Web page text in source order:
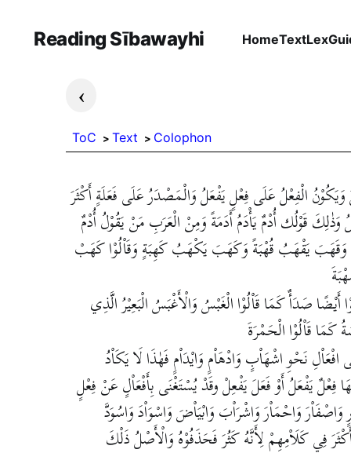
Reading Sībawayhi HomeTextLex
›
ToC Text Colophon
وَيَكُوْنُ الْفِعْلُ عَلَى فِعْلٍ يَفْعَلُ وَالْمَصْدَرُ عَلَى فَعَلَةٍ أَكْثَرَ
وَذٰلِكَ قَوْلُك أُدْمٌ يَأْدَمُ أَدَمَةً وَمِنْ الْعَرَبِ مَنْ يَقُوْلُ أُدْمٌ
يَقْهَبُ قُهْبَةً وَكَهَبَ يَكْهَبُ كَهِبَةٍ وَقَاْلُوْا كَهَبْ
صَدَأٌ كَمَا قَاْلُوْا الْغَبْسُ وَالْأَغْبَسُ الْبَعِيْرُ الَّذِي
كَمَا قَاْلُوْا الْحَمْرَةَ
افْعَاْلِ نَحْوِ اشْهَاْبٍ وَادْهَاْمٍ وَايْدَاْمٍ فَهٰذَا لَا يَكَاْدُ
فِعْلٌ يَفْعَلُ أَوْ فَعَلَ يَفْعِلْ وقَدْ يُسْتَغْنَى بِأَفْعَاْلٍ عَنْ فِعْلٍ
وَاحْمَاْرَ وَاشْرَاْبَ وَابْيَاْضَ وَاسْوَاْدَ وَاسُوَدَّ
فِي كَلَاْمِهِمْ لِأَنَّهُ كَثُرَ فَحَذَفُوْهُ وَالْأَصْلُ ذَلْكَ